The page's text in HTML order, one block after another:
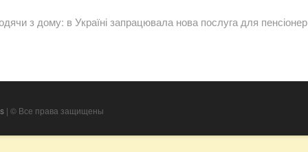
з дому: в Україні запрацювала нова послуга для
| © Все права защищены